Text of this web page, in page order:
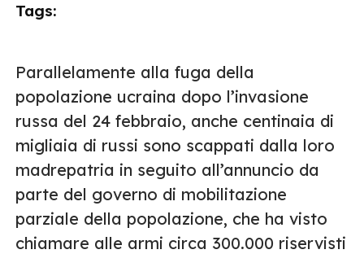
Tags:
Parallelamente alla fuga della
popolazione ucraina dopo l’invasione
russa del 24 febbraio, anche centinaia di
migliaia di russi sono scappati dalla loro
madrepatria in seguito all’annuncio da
parte del governo di mobilitazione
parziale della popolazione, che ha visto
chiamare alle armi circa 300.000 riservisti